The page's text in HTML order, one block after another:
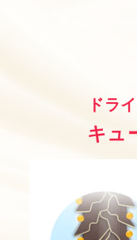
ドラ
キュ